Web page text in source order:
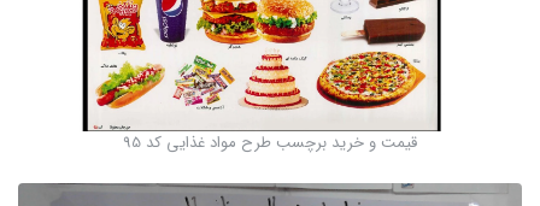
قیمت و خرید برچسب طرح مواد غذایی کد 95